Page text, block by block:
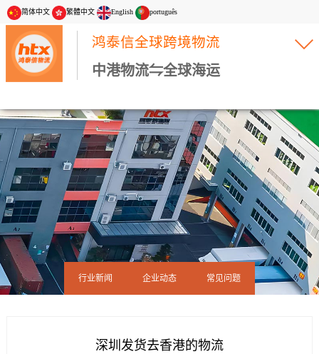
简体中文 繁體中文 English português
鸿泰信全球跨境物流
中港物流⇋全球海运
行业新闻 企业动态 常见问题
深圳发货去香港的物流